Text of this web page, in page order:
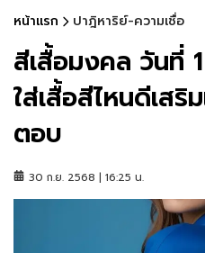
หน้าแรก ปาฎิหาริย์-ความเชื่อ
สีเสื้อมงคล วันที่
ใส่เสื้อสีไหนดีเสริ
ตอบ
30 ก.ย. 2568 | 16:25 น.